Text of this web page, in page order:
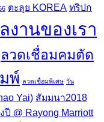
ตะลุย KOREA ทริปก
งานของเรา
ลวดเชื่อมคมตัด
พ์ ลวดเชื่อมพิเศษ วัน
Yai) สัมมนา2018
@ Rayong Marriott